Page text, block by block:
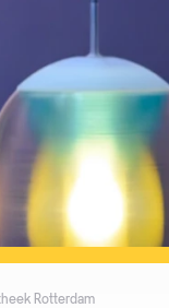
Rotterdam